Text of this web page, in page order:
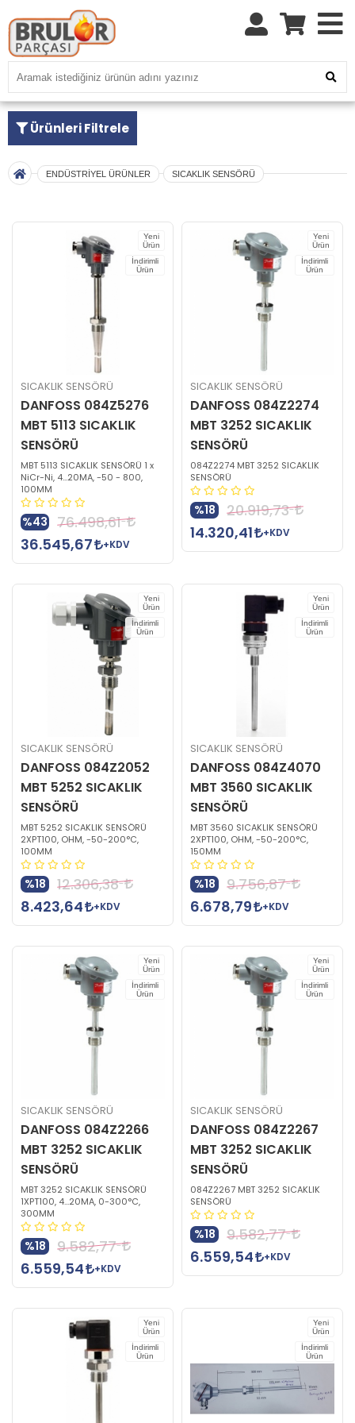
Ürünleri Filtrele
ENDÜSTRİYEL ÜRÜNLER SICAKLIK SENSÖRÜ
Yeni
Ürün
İndirimli
Ürün
SICAKLIK SENSÖRÜ
DANFOSS 084Z5276
MBT 5113 SICAKLIK
SENSÖRÜ
MBT 5113 SICAKLIK SENSÖRÜ 1 x
NiCr-Ni, 4…20MA, -50 - 800,
100MM
%43
76.498,61
36.545,67
+KDV
Yeni
Ürün
İndirimli
Ürün
SICAKLIK SENSÖRÜ
DANFOSS 084Z2274
MBT 3252 SICAKLIK
SENSÖRÜ
084Z2274 MBT 3252 SICAKLIK
SENSÖRÜ
%18
20.919,73
14.320,41
+KDV
Yeni
Ürün
İndirimli
Ürün
SICAKLIK SENSÖRÜ
DANFOSS 084Z2052
MBT 5252 SICAKLIK
SENSÖRÜ
MBT 5252 SICAKLIK SENSÖRÜ
2XPT100, OHM, -50-200°C,
100MM
%18
12.306,38
8.423,64
+KDV
Yeni
Ürün
İndirimli
Ürün
SICAKLIK SENSÖRÜ
DANFOSS 084Z4070
MBT 3560 SICAKLIK
SENSÖRÜ
MBT 3560 SICAKLIK SENSÖRÜ
2XPT100, OHM, -50-200°C,
150MM
%18
9.756,87
6.678,79
+KDV
Yeni
Ürün
İndirimli
Ürün
SICAKLIK SENSÖRÜ
DANFOSS 084Z2266
MBT 3252 SICAKLIK
SENSÖRÜ
MBT 3252 SICAKLIK SENSÖRÜ
1XPT100, 4…20MA, 0-300°C,
300MM
%18
9.582,77
6.559,54
+KDV
Yeni
Ürün
İndirimli
Ürün
SICAKLIK SENSÖRÜ
DANFOSS 084Z2267
MBT 3252 SICAKLIK
SENSÖRÜ
084Z2267 MBT 3252 SICAKLIK
SENSÖRÜ
%18
9.582,77
6.559,54
+KDV
Yeni
Ürün
İndirimli
Ürün
Yeni
Ürün
İndirimli
Ürün